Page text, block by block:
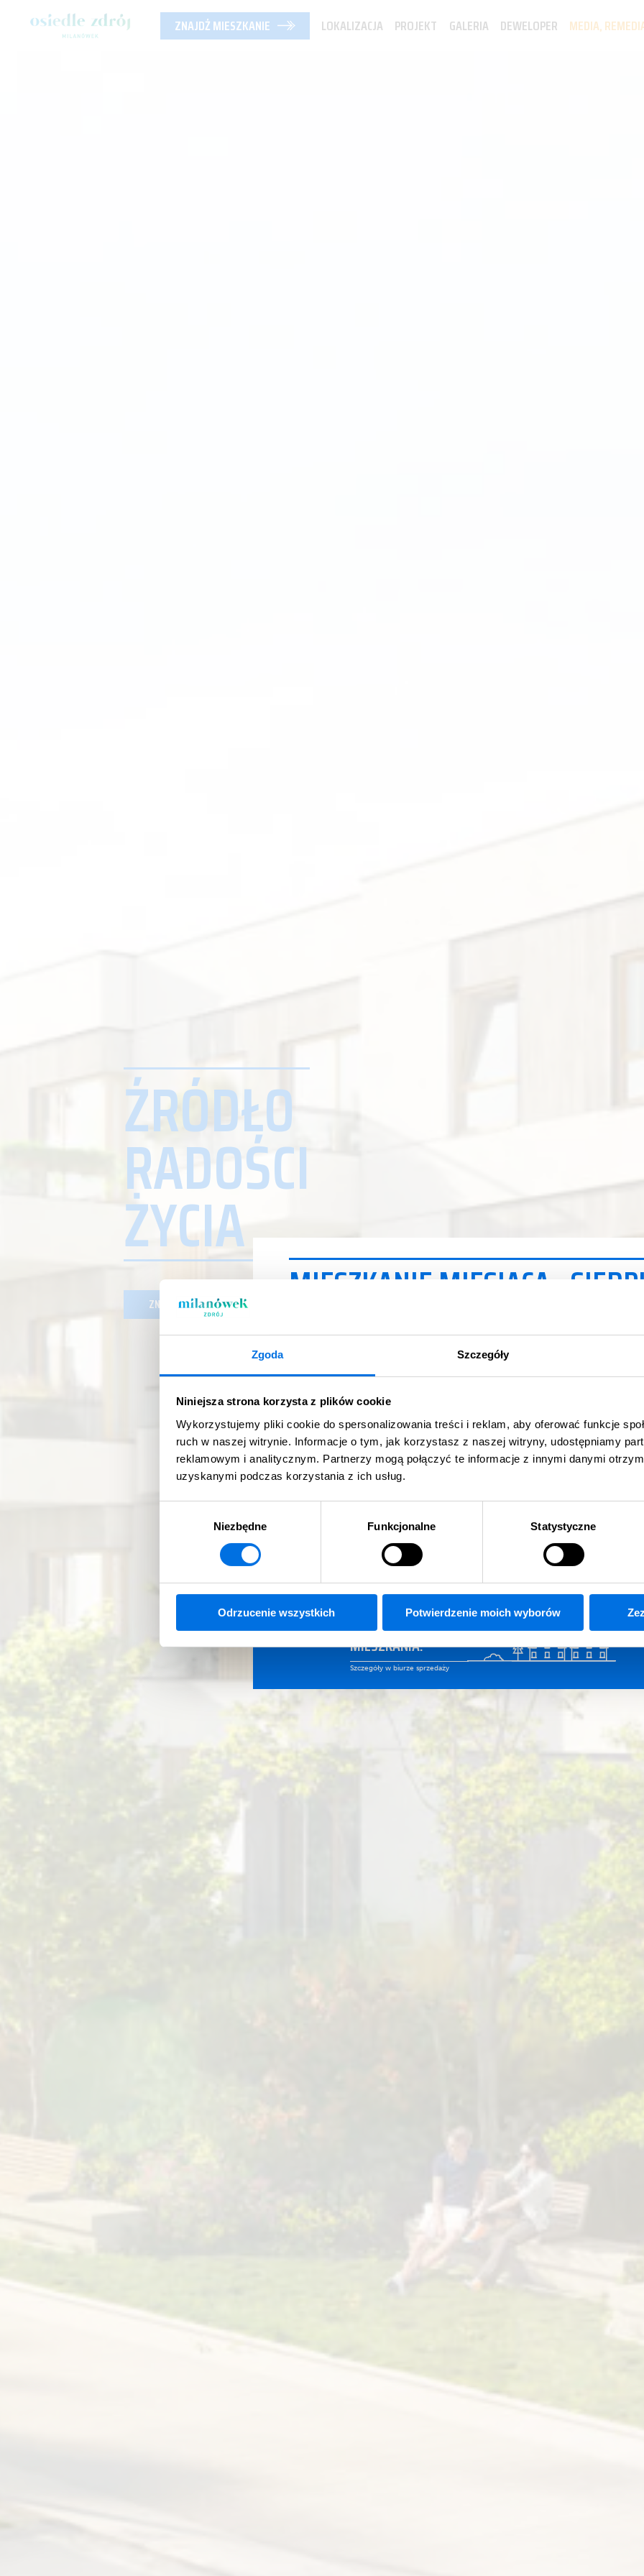
Zgoda Szczegóły
Niniejsza strona korzysta z plików cookie
Wykorzystujemy pliki cookie do spersonalizowania treści i reklam, aby oferować funkcje
ruch w naszej witrynie. Informacje o tym, jak korzystasz z naszej witryny, udostępniamy
reklamowym i analitycznym. Partnerzy mogą połączyć te informacje z innymi danymi
uzyskanymi podczas korzystania z ich usług.
Niezbędne Funkcjonalne Statystyczne
Odrzucenie wszystkich Potwierdzenie moich wyborów
ZNAJDŹ MIESZKANIE LOKALIZACJA PROJEKT GALERIA DEWELOPER MEDIA,
ŹRÓDŁO
RADOŚCI
ŻYCIA
ZNAJDŹ SWOJE MIESZKANIE MIESZKANIE MIESIĄCA -
Taniej o 28 496 zł!
783 496zł
755 000zł
SPRAWDŹ MIESZKANIE
GOTOWE
MIESZKANIA!
Szczegóły w biurze sprzedaży